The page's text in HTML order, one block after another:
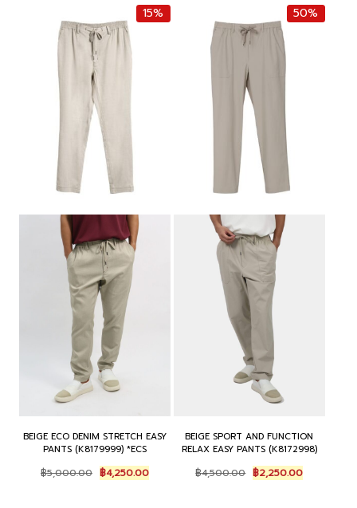
15%
BEIGE ECO DENIM STRETCH EASY
PANTS (K8179999) *ECS
฿5,000.00 Original
price
฿4,250.00Current
price
50%
BEIGE SPORT AND FUNCTION
RELAX EASY PANTS (K8172998)
฿4,500.00 Original
price
฿2,250.00Current
price